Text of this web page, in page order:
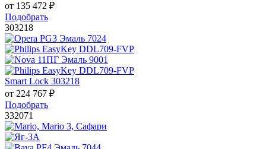
от 135 472 ₽
Подобрать
303218
Smart Lock 303218
от 224 767 ₽
Подобрать
332071